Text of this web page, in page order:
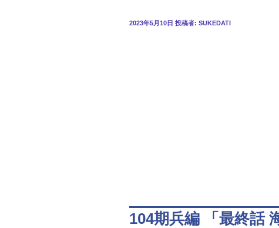
投
2023年5月10日 投稿者: SUKEDATI
104期兵編 「最終話